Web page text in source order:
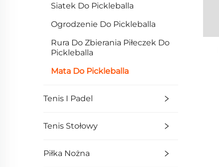
Siatek Do Pickleballa
Ogrodzenie Do Pickleballa
Rura Do Zbierania Piłeczek Do
Pickleballa
Mata Do Pickleballa
Tenis I Padel
Tenis Stołowy
Piłka Nożna